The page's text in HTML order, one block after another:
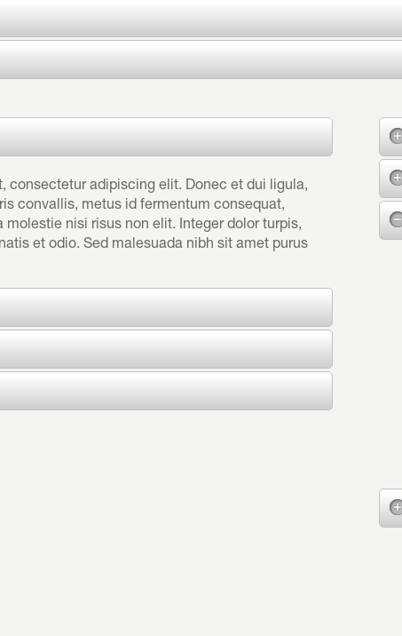
consectetur adipiscing elit. Donec et dui ligula,
convallis, metus id fermentum consequat,
nisi risus non elit. Integer dolor turpis,
et odio. Sed malesuada nibh sit amet purus